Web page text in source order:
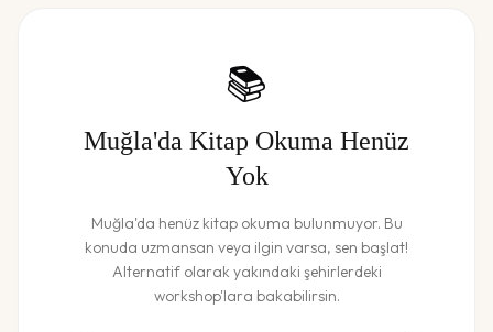
📚
Muğla'da Kitap Okuma Henüz
Yok
Muğla'da henüz kitap okuma bulunmuyor. Bu
konuda uzmansan veya ilgin varsa, sen başlat!
Alternatif olarak yakındaki şehirlerdeki
workshop'lara bakabilirsin.